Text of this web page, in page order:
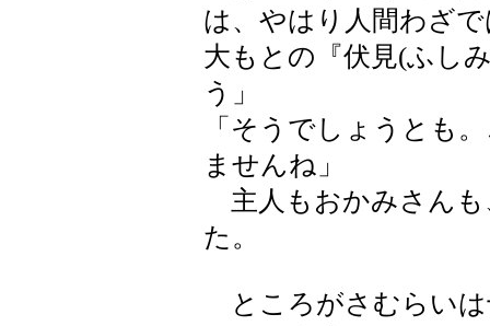
は、やはり人間わざ
大もとの『伏見(ふし
う」
「そうでしょうとも
ませんね」
主人もおかみさんも
た。
ところがさむらいは